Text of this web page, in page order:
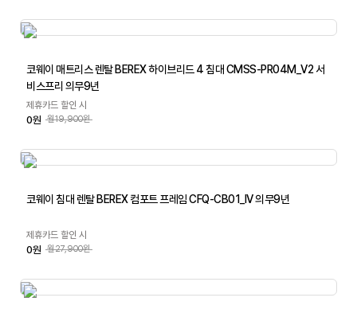
코웨이 매트리스 렌탈 BEREX 하이브리드 4 침대 CMSS-PR04M_V2 서
비스프리 의무9년
제휴카드 할인 시
0원 월19,900원
코웨이 침대 렌탈 BEREX 컴포트 프레임 CFQ-CB01_IV 의무9년
제휴카드 할인 시
0원 월27,900원